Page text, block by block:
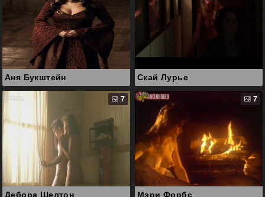
Аня Букштейн Скай Лурье
7
Дебора Шелтон
7
Мэри Форбс